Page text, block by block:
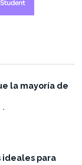
la mayoría de
ideales para